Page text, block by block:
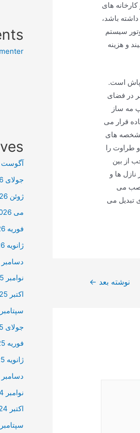
های
باشد،
سیستم
و هزینه
پاش است.
در فضای
مه ساز
قرار می
مشخصه های
طراوت را
از بین
ها و
می
تبدیل می
نوشته بعد ←
آگوست 2026
جولای 2026
ژوئن 2026
می 2026
فوریه 2026
ژانویه 2026
دسامبر 2025
نوامبر 2025
اکتبر 2025
سپتامبر 2025
جولای 2025
فوریه 2025
ژانویه 2025
دسامبر 2024
نوامبر 2024
اکتبر 2024
سپتامبر 2024